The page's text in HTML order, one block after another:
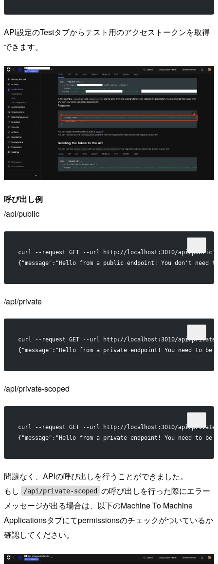
API設定のTestタブからテスト用のアクセストークンを取得
できます。
呼び出し例
/api/public
curl --request GET --url http://localhost:3010/api/public'
{"message":"Hello from a public endpoint! You don't
/api/private
curl --request GET --url http://localhost:3010/api/private
{"message":"Hello from a private endpoint! You need to
/api/private-scoped
curl --request GET --url http://localhost:3010/api/private-
{"message":"Hello from a private endpoint! You need to
問題なく、APIの呼び出しを行うことができました。
もし
/api/private-scoped
の呼び出しを行った際にエラー
メッセージが出る場合は、以下のMachine To Machine
Applicationsタブにてpermissionsのチェックがついているか
確認してください。